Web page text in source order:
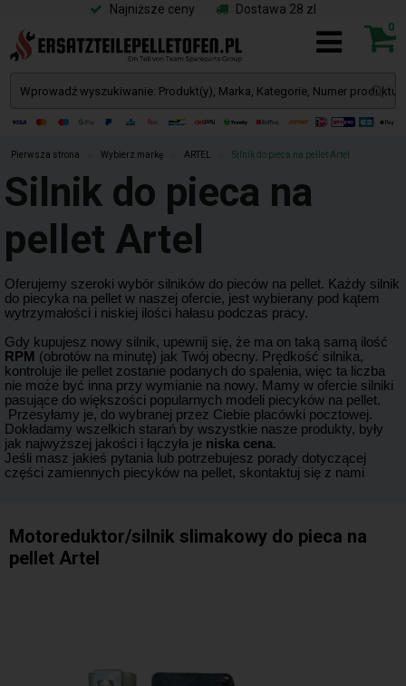
Najniższe ceny Dostawa 28 zl
0
Pierwsza strona Wybierz markę ARTEL Silnik do pieca na pellet Artel
Silnik do pieca na
pellet Artel
Oferujemy szeroki wybór silników do pieców na pellet. Każdy silnik
do piecyka na pellet w naszej ofercie, jest wybierany pod kątem
wytrzymałości i niskiej ilości hałasu podczas pracy.
Gdy kupujesz nowy silnik, upewnij się, że ma on taką samą ilość
RPM (obrotów na minutę) jak Twój obecny. Prędkość silnika,
kontroluje ile pellet zostanie podanych do spalenia, więc ta liczba
nie może być inna przy wymianie na nowy. Mamy w ofercie silniki
pasujące do większości popularnych modeli piecyków na pellet.
Przesyłamy je, do wybranej przez Ciebie placówki pocztowej.
Dokładamy wszelkich starań by wszystkie nasze produkty, były
jak najwyższej jakości i łączyła je niska cena.
Jeśli masz jakieś pytania lub potrzebujesz porady dotyczącej
części zamiennych piecyków na pellet, skontaktuj się z nami
Motoreduktor/silnik slimakowy do pieca na
pellet Artel